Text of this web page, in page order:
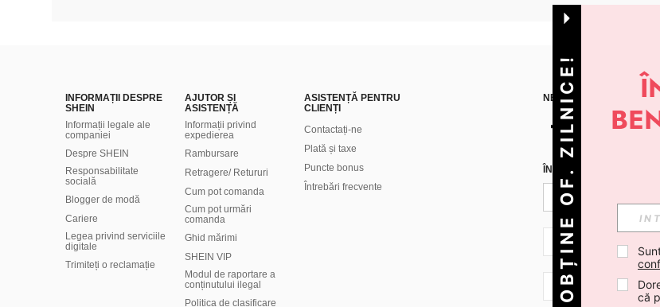
INFORMAȚII DESPRE
SHEIN
Informații legale ale
companiei
Despre SHEIN
Responsabilitate
socială
Blogger de modă
Cariere
Legea privind serviciile
digitale
Trimiteți o reclamație
AJUTOR ȘI
ASISTENȚĂ
Informații privind
expedierea
Rambursare
Retragere/ Retururi
Cum pot comanda
Cum pot urmări
comanda
Ghid mărimi
SHEIN VIP
Modul de raportare a
conținutului ilegal
Politica de clasificare
ASISTENȚĂ PENTRU
CLIENȚI
Contactați-ne
Plată și taxe
Puncte bonus
Întrebări frecvente
NE GĂSEȘTI PE
ÎNREGISTREAZĂ-TE
RO + 40
RO + 40
OBȚINE OF. ZILNICE!
că